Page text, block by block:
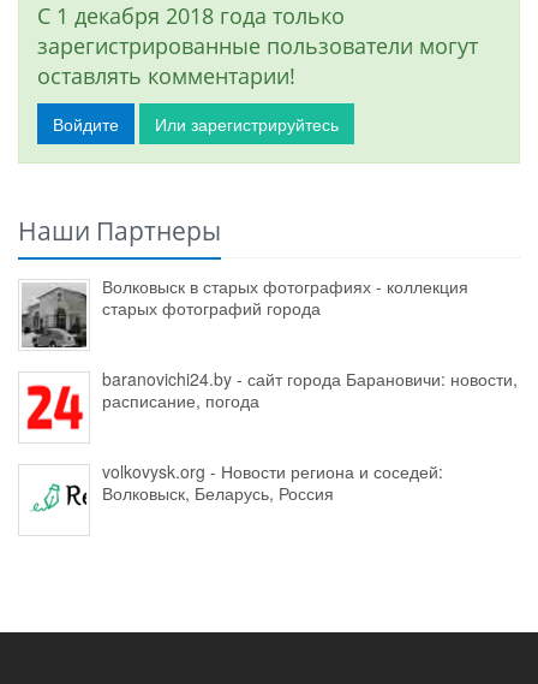
С 1 декабря 2018 года только
зарегистрированные пользователи могут
оставлять комментарии!
Войдите Или зарегистрируйтесь
Наши Партнеры
Волковыск в старых фотографиях - коллекция
старых фотографий города
baranovichi24.by - сайт города Барановичи: новости,
расписание, погода
volkovysk.org - Новости региона и соседей:
Волковыск, Беларусь, Россия